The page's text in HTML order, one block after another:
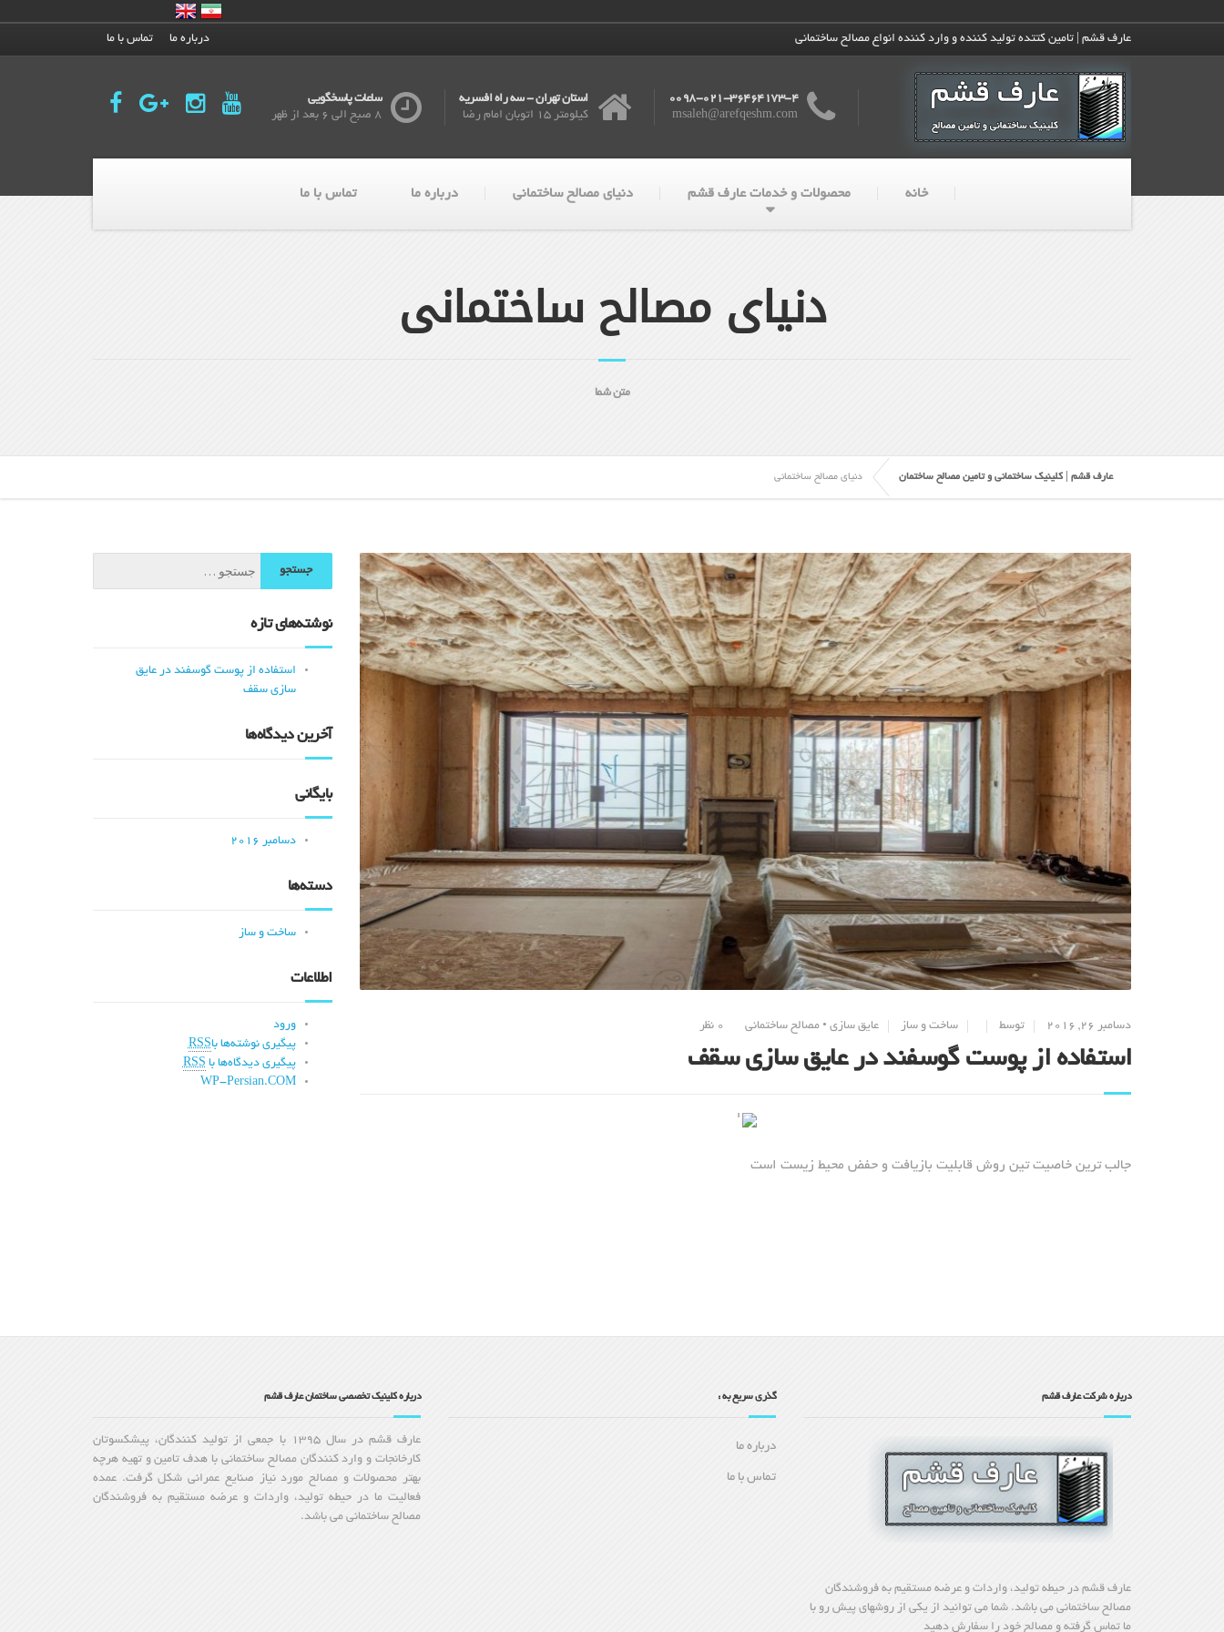
عارف قشم | تامین کتتده تولید کننده و وارد کننده انواع مصالح ساختمانی درباره ما تماس با ما
0098-021-36464173-4
msaleh@arefqeshm.com
استان تهران - سه راه افسریه
کیلومتر 15 اتوبان امام رضا
ساعات پاسخگویی
8 صبح الی 6 بعد از ظهر
خانه محصولات و خدمات عارف قشم دنیای مصالح ساختمانی درباره ما تماس با ما
دنیای مصالح ساختمانی
متن شما
عارف قشم | کلینیک ساختمانی و تامین مصالح ساختمان دنیای مصالح ساختمانی
دسامبر 26, 2016 توسط ساخت و ساز عایق سازی • مصالح ساختمانی 0 نظر
استفاده از پوست گوسفند در عایق سازی سقف
جالب ترین خاصیت تین روش قابلیت بازیافت و حفض محیط زیست است
نوشته‌های تازه
استفاده از پوست گوسفند در عایق
سازی سقف
آخرین دیدگاه‌ها
بایگانی
دسامبر 2016
دسته‌ها
ساخت و ساز
اطلاعات
ورود
پیگیری نوشته‌ها باRSS
پیگیری دیدگاه‌ها با RSS
WP-Persian.COM
درباره شرکت عارف قشم
عارف قشم در حیطه تولید، واردات و عرضه مستقیم به فروشندگان
مصالح ساختمانی می باشد. شما می توانید از یکی از روشهای پیش رو با
ما تماس گرفته و مصالح خود را سفارش دهید
گذری سریع به :
درباره ما
تماس با ما
درباره کلینیک تخصصی ساختمان عارف قشم
عارف قشم در سال 1395 با جمعی از تولید کنندگان، پیشکسوتان
کارخانجات و وارد کنندگان مصالح ساختمانی با هدف تامین و تهیه هرچه
بهتر محصولات و مصالح مورد نیاز صنایع عمرانی شکل گرفت. عمده
فعالیت ما در حیطه تولید، واردات و عرضه مستقیم به فروشندگان
مصالح ساختمانی می باشد.